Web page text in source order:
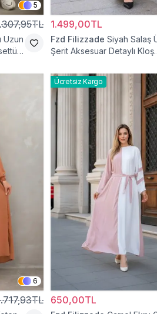
5
Uzun
1.499,00TL
Fzd Filizzade Siyah Salaş
Şerit Aksesuar Detaylı Kloş
6
Ücretsiz Kargo
650,00TL